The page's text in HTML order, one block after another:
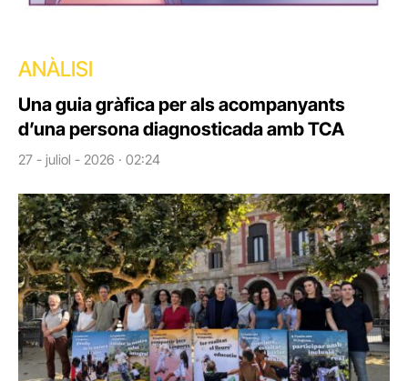
ANÀLISI
Una guia gràfica per als acompanyants
d’una persona diagnosticada amb TCA
27 - juliol - 2026 · 02:24